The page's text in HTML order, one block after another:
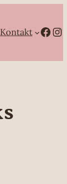
Kontakt Facebook Instagram